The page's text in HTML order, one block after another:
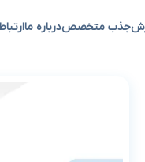
جذب متخصصدرباره ما